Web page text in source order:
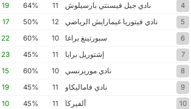
4
نادي جيل فيسنتي بارسيلوش 11
64%
19
5
نادي فيتوريا غيمارايش الرياضي 12
50%
17
6
سبورتينغ براغا 10
60%
22
7
إشتوريل برايا 11
45%
23
8
نادي موريرنسي 10
60%
15
9
نادي فاماليكاو 11
45%
19
10
ألفيركا 11
45%
10